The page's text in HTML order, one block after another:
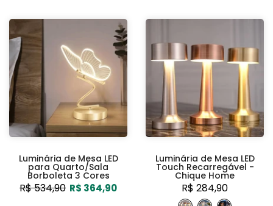
Luminária de Mesa LED
para Quarto/Sala
Borboleta 3 Cores
R$ 534,90 R$ 364,90
Luminária de Mesa LED
Touch Recarregável -
Chique Home
R$ 284,90